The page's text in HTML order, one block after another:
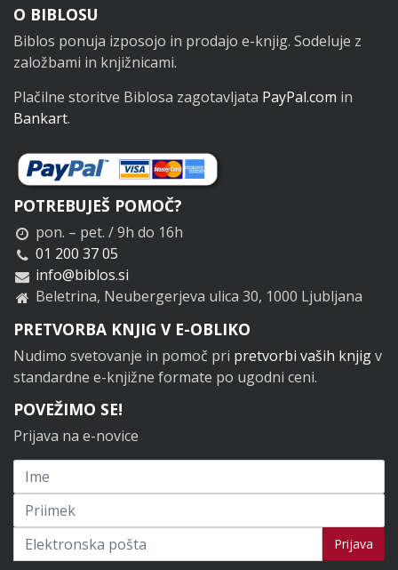
Noga
O BIBLOSU
Biblos ponuja izposojo in prodajo e-knjig. Sodeluje z
založbami in knjižnicami.
Plačilne storitve Biblosa zagotavljata PayPal.com in
Bankart.
POTREBUJEŠ POMOČ?
pon. – pet. / 9h do 16h
01 200 37 05
info@biblos.si
Beletrina, Neubergerjeva ulica 30, 1000 Ljubljana
PRETVORBA KNJIG V E-OBLIKO
Nudimo svetovanje in pomoč pri pretvorbi vaših knjigv
standardne e-knjižne formate po ugodni ceni.
POVEŽIMO SE!
Prijava na e-novice
Prijavi se na novice Prijava